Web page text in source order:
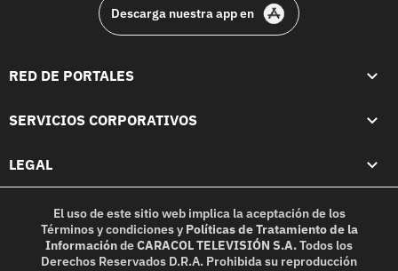
Descarga nuestra app en
RED DE PORTALES
SERVICIOS CORPORATIVOS
LEGAL
El uso de este sitio web implica la aceptación de los
Términos y condicionesy Políticas de Tratamiento de la
InformacióndeCARACOL TELEVISIÓN S.A.Todos los
Derechos Reservados D.R.A. Prohibida su reproducción